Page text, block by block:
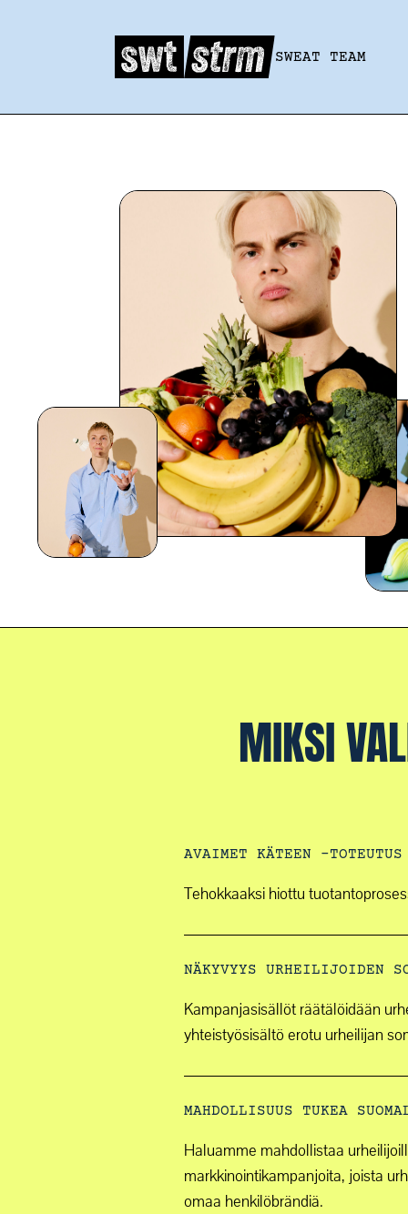
SWEAT TEAM
MIKSI
AVAIMET KÄTEEN -TOTEUTUS
Tehokkaaksi hiottu
NÄKYVYYS URHEILIJOIDEN
Kampanjasisällöt räätälöidään
yhteistyösisältö erotu urheilijan
MAHDOLLISUUS TUKEA
Haluamme mahdollistaa
markkinointikampanjoita, joista
omaa henkilöbrändiä.